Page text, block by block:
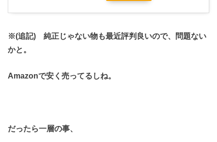
※(追記) 純正じゃない物も最近評判良いので、問題ない
かと。
Amazonで安く売ってるしね。
だったら一層の事、